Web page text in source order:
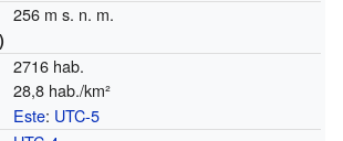
256 m s. n. m.
2716 hab.
28,8 hab./km²
Este: UTC-5